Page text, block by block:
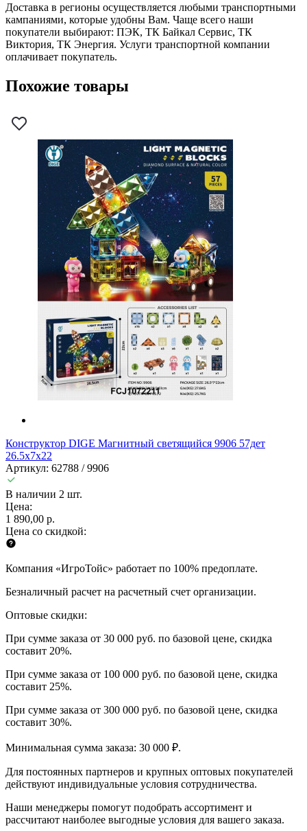
Доставка в регионы осуществляется любыми транспортными
кампаниями, которые удобны Вам. Чаще всего наши
покупатели выбирают: ПЭК, ТК Байкал Сервис, ТК
Виктория, ТК Энергия. Услуги транспортной компании
оплачивает покупатель.
Похожие товары
Конструктор DIGE Магнитный светящийся 9906 57дет
26.5x7x22
Артикул: 62788 / 9906
В наличии 2 шт.
Цена:
1 890,00 р.
Цена со скидкой:
Компания «ИгроТойс» работает по 100% предоплате.
Безналичный расчет на расчетный счет организации.
Оптовые скидки:
При сумме заказа от 30 000 руб. по базовой цене, скидка
составит 20%.
При сумме заказа от 100 000 руб. по базовой цене, скидка
составит 25%.
При сумме заказа от 300 000 руб. по базовой цене, скидка
составит 30%.
Минимальная сумма заказа: 30 000 ₽.
Для постоянных партнеров и крупных оптовых покупателей
действуют индивидуальные условия сотрудничества.
Наши менеджеры помогут подобрать ассортимент и
рассчитают наиболее выгодные условия для вашего заказа.